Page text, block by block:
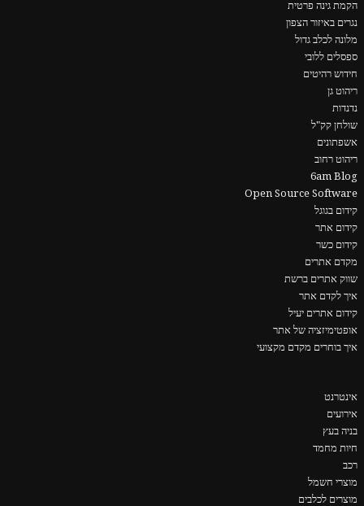
הקמת גינה פרטית
נגרים באיזור הצפון
מלונה לכלב גדול
ספסלים ללובי
חידוש רהיטים
ריהוט גן
נדנדות
שולחן קק"ל
אשפתונים
ריהוט רחוב
6am Blog
Open Source Software
קידום בגוגל
קידום אתר
קידום כשר
מקדם אתרים
שווק אתרים ברשת
איך לקדם אתר
קידום אתרים יעיל
אופטימיזציה של אתר
איך בוחרים מקדם מקצועי
אינטרנט
אירועים
בניה בעץ
חיות מחמד
רכב
מוצרי חשמל
מוצרים לכלבים